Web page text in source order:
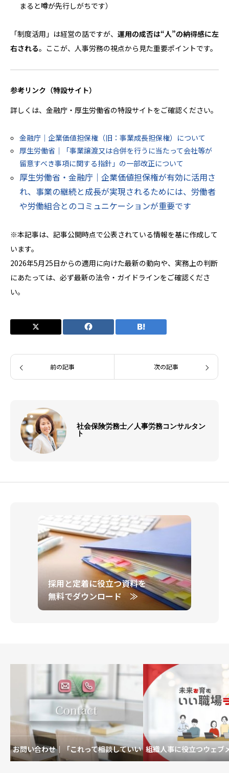
まると噂が先行しがちです）
「制度活用」は経営の話ですが、 運用の成否は“人”の納得感に左
右される――。ここが、人事労務の視点から見た重要ポイントです。
参考リンク（特設サイト）
詳しくは、金融庁・厚生労働省の特設サイトをご確認ください。
金融庁｜企業価値担保権（旧：事業成長担保権）について
厚生労働省｜「事業譲渡又は合併を行うに当たって会社等が
留意すべき事項に関する指針」の一部改正について
厚生労働省・金融庁｜企業価値担保権が有効に活用さ
れ、事業の継続と成長が実現されるためには、労働者
や労働組合とのコミュニケーションが重要です
※本記事は、記事公開時点で公表されている情報を基に作成して
います。
2026年5月25日からの適用に向けた最新の動向や、実務上の判断
にあたっては、必ず最新の法令・ガイドラインをご確認くださ
い。
前の記事 次の記事
社会保険労務士／人事労務コンサルタン
ト
採用と定着に役立つ資料を
無料でダウンロード ≫
お問い合わせ｜「これって相談していい 組織人事に役立つウェブ